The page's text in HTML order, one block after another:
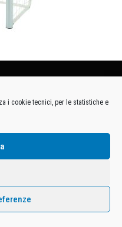
i cookie tecnici, per le statistiche e
268 - 20851 Lissone (MB) Cap. Soc.
02137480964 - R.E.A. MB-1370021 -
sito sono puramente esemplificative.